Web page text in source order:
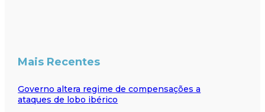
Mais Recentes
Governo altera regime de compensações a
ataques de lobo ibérico